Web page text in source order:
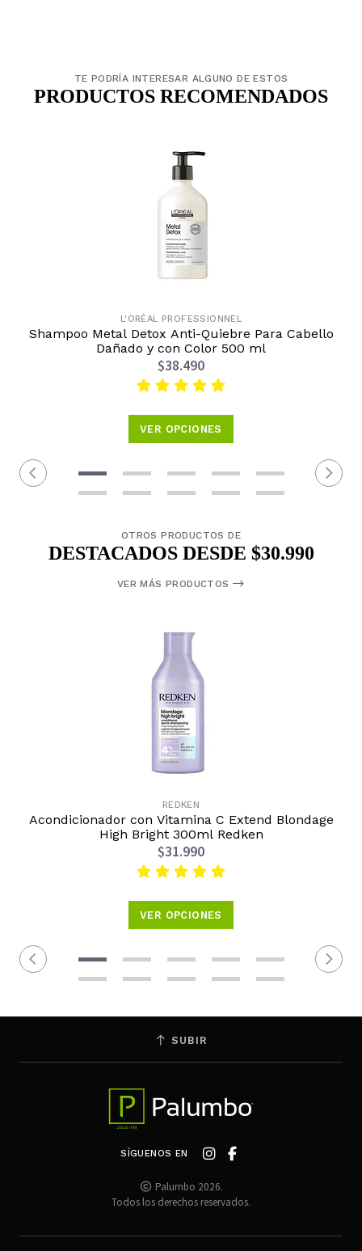
TE PODRÍA INTERESAR ALGUNO DE ESTOS
PRODUCTOS RECOMENDADOS
L'ORÉAL PROFESSIONNEL
Shampoo Metal Detox Anti-Quiebre Para Cabello
Dañado y con Color 500 ml
$38.490
VER OPCIONES
OTROS PRODUCTOS DE
DESTACADOS DESDE $30.990
VER MÁS PRODUCTOS
REDKEN
Acondicionador con Vitamina C Extend Blondage
High Bright 300ml Redken
$31.990
VER OPCIONES
SUBIR
SÍGUENOS EN
Palumbo 2026.
Todos los derechos reservados.